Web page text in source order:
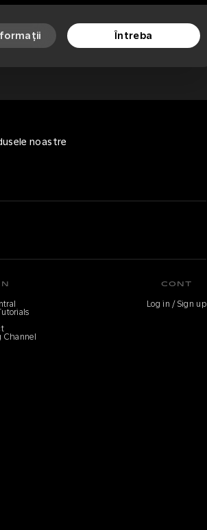
Întreba
noastre
CONT
Log in / Sign up